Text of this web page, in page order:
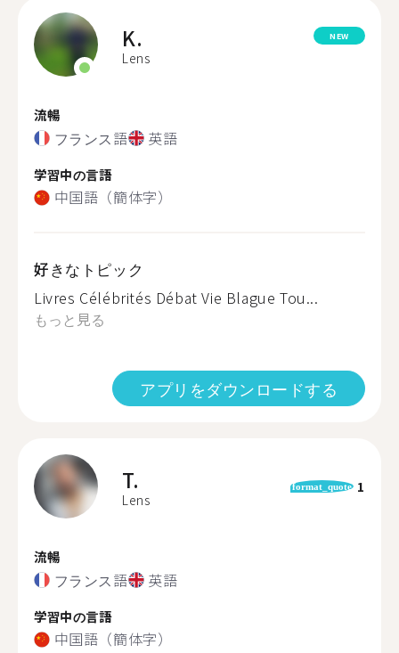
K.
Lens
NEW
流暢
フランス語 英語
学習中の言語
中国語（簡体字）
好きなトピック
Livres Célébrités Débat Vie Blague Tou...
もっと見る
アプリをダウンロードする
T.
Lens
format_quote 1
流暢
フランス語 英語
学習中の言語
中国語（簡体字）